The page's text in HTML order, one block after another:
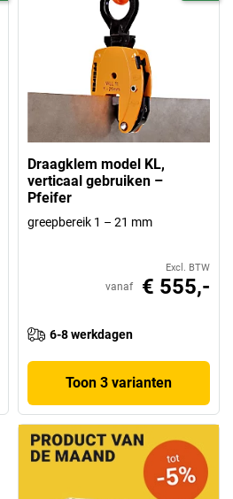
Draagklem model KL,
verticaal gebruiken –
Pfeifer
greepbereik 1 – 21 mm
Excl. BTW
vanaf € 555,-
6-8 werkdagen
Toon 3 varianten